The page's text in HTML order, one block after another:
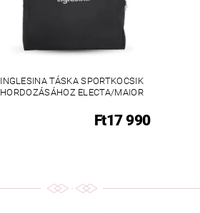
INGLESINA TÁSKA SPORTKOCSIK
HORDOZÁSÁHOZ ELECTA/MAIOR
Ft17 990